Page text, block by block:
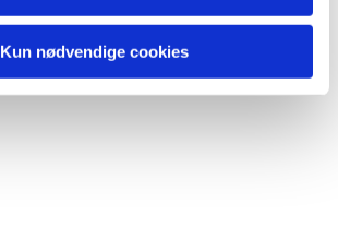
Kun nødvendige cookies